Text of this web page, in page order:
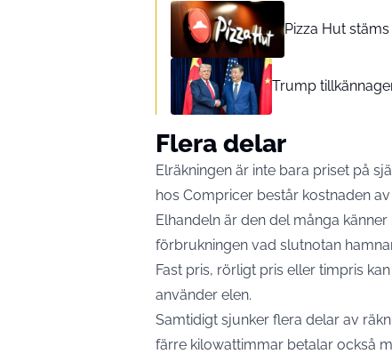
Pizza Hut
Trump
Flera delar
Elräkningen är inte bara priset på
hos Compricer består kostnaden
Elhandeln är den del många
förbrukningen vad slutnotan
Fast pris, rörligt pris eller timpris
använder elen.
Samtidigt sjunker flera delar av
färre kilowattimmar betalar också